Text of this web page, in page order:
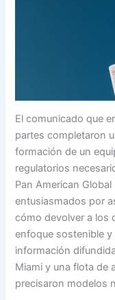
El comunicado que
partes completaron
formación de un
regulatorios
Pan American
entusiasmados por
cómo devolver a los
enfoque sostenible y
información
Miami y una flota de
precisaron modelos